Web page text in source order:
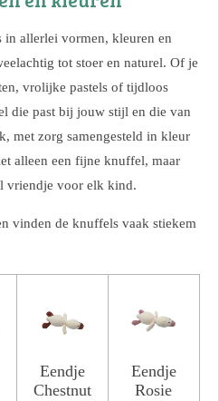
allerlei vormen, kleuren en
tot stoer en naturel. Of je
vrolijke pastels of tijdloos
die past bij jouw stijl en die van
met zorg samengesteld in kleur
alleen een fijne knuffel, maar
vriendje voor elk kind.
vinden de knuffels vaak stiekem
Eendje
Chestnut
Eendje
Rosie